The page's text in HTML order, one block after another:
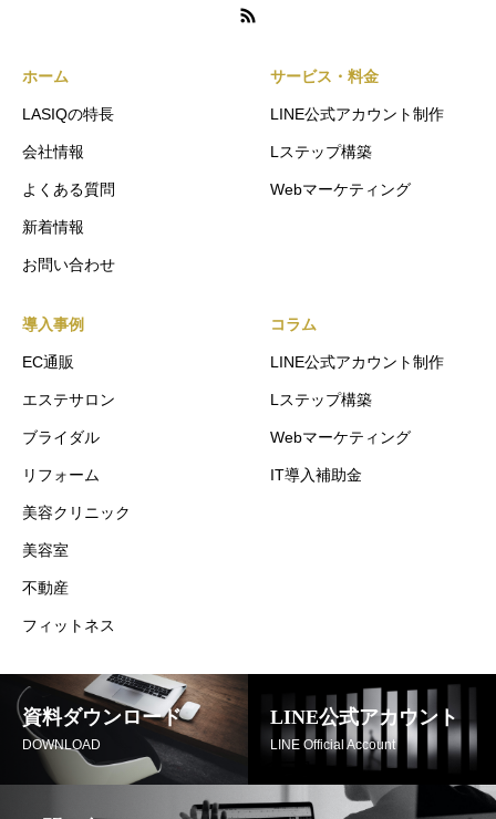
ホーム
LASIQの特長
会社情報
よくある質問
新着情報
お問い合わせ
サービス・料金
LINE公式アカウント制作
Lステップ構築
Webマーケティング
導入事例
EC通販
エステサロン
ブライダル
リフォーム
美容クリニック
美容室
不動産
フィットネス
コラム
LINE公式アカウント制作
Lステップ構築
Webマーケティング
IT導入補助金
資料ダウンロード
DOWNLOAD
LINE公式アカウント
LINE Official Account